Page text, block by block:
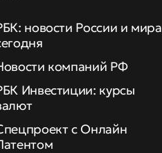
новости России и мира
компаний РФ
Инвестиции: курсы
с Онлайн